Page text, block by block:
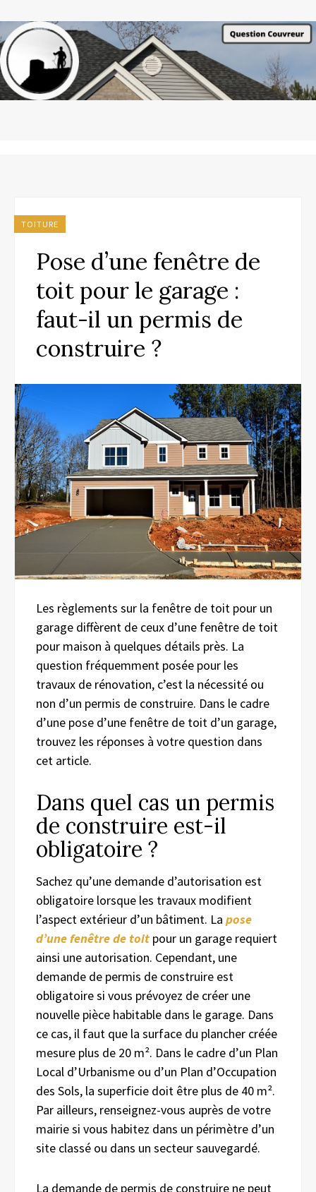
TOITURE
Pose d’une fenêtre de
toit pour le garage :
faut-il un permis de
construire ?
Les règlements sur la fenêtre de toit pour un
garage diffèrent de ceux d’une fenêtre de toit
pour maison à quelques détails près. La
question fréquemment posée pour les
travaux de rénovation, c’est la nécessité ou
non d’un permis de construire. Dans le cadre
d’une pose d’une fenêtre de toit d’un garage,
trouvez les réponses à votre question dans
cet article.
Dans quel cas un permis
de construire est-il
obligatoire ?
Sachez qu’une demande d’autorisation est
obligatoire lorsque les travaux modifient
l’aspect extérieur d’un bâtiment. La pose
d’une fenêtre de toit pour un garage requiert
ainsi une autorisation. Cependant, une
demande de permis de construire est
obligatoire si vous prévoyez de créer une
nouvelle pièce habitable dans le garage. Dans
ce cas, il faut que la surface du plancher créée
mesure plus de 20 m². Dans le cadre d’un Plan
Local d’Urbanisme ou d’un Plan d’Occupation
des Sols, la superficie doit être plus de 40 m².
Par ailleurs, renseignez-vous auprès de votre
mairie si vous habitez dans un périmètre d’un
site classé ou dans un secteur sauvegardé.
La demande de permis de construire ne peut